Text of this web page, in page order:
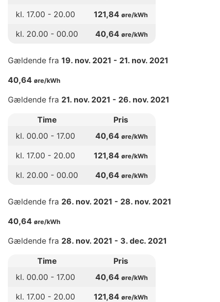
kl. 17.00 - 20.00 121,84 øre/kWh
kl. 20.00 - 00.00 40,64 øre/kWh
Gældende fra 19. nov. 2021 - 21. nov. 2021
40,64 øre/kWh
Gældende fra 21. nov. 2021 - 26. nov. 2021
Time
Pris
kl. 00.00 - 17.00 40,64 øre/kWh
kl. 17.00 - 20.00 121,84 øre/kWh
kl. 20.00 - 00.00 40,64 øre/kWh
Gældende fra 26. nov. 2021 - 28. nov. 2021
40,64 øre/kWh
Gældende fra 28. nov. 2021 - 3. dec. 2021
Time
Pris
kl. 00.00 - 17.00 40,64 øre/kWh
kl. 17.00 - 20.00 121,84 øre/kWh